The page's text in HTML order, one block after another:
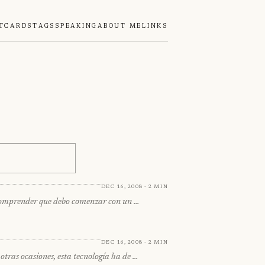
Tags SpeakingAbout MeLinks
Dec 16, 2008 · 2 min
que debo comenzar con un …
Dec 16, 2008 · 2 min
ocasiones, esta tecnología ha de …